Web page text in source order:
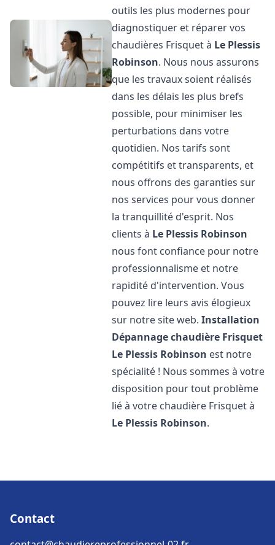
outils les plus modernes pour
diagnostiquer et réparer vos
chaudières Frisquet à Le Plessis
Robinson. Nous nous assurons
que les travaux soient réalisés
dans les délais les plus brefs
possible, pour minimiser les
perturbations dans votre
quotidien. Nos tarifs sont
compétitifs et transparents, et
nous offrons des garanties sur
nos services pour vous donner
la tranquillité d'esprit. Nos
clients à Le Plessis Robinson
nous font confiance pour notre
professionnalisme et notre
rapidité d'intervention. Vous
pouvez lire leurs avis élogieux
sur notre site web.Installation
Dépannage chaudière Frisquet
Le Plessis Robinson est notre
spécialité ! Nous sommes à votre
disposition pour tout problème
lié à votre chaudière Frisquet à
Le Plessis Robinson.
Contact